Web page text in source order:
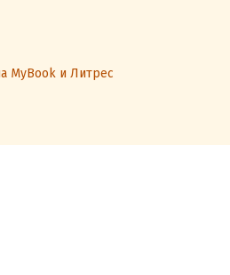
MyBook и Литрес